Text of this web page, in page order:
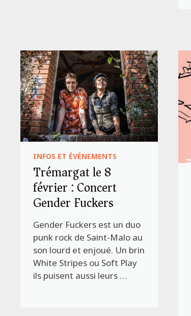
INFOS ET ÉVÉNEMENTS
Trémargat le 8
février : Concert
Gender Fuckers
Gender Fuckers est un duo
punk rock de Saint-Malo au
son lourd et enjoué. Un brin
White Stripes ou Soft Play
ils puisent aussi leurs …